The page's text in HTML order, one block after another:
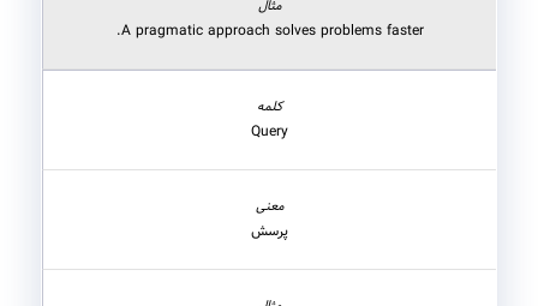
A pragmatic approach solves problems faster.
Query
پرسش